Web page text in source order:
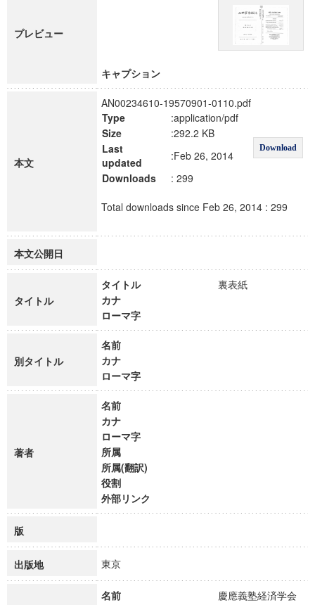
プレビュー
キャプション
本文
AN00234610-19570901-0110.pdf
Type
:application/pdf
Download
Size
:292.2 KB
Last
updated
:Feb 26, 2014
Downloads
: 299
Total downloads since Feb 26, 2014 : 299
本文公開日
タイトル
タイトル
裏表紙
カナ
ローマ字
別タイトル
名前
カナ
ローマ字
著者
名前
カナ
ローマ字
所属
所属(翻訳)
役割
外部リンク
版
出版地 東京
名前 慶應義塾経済学会